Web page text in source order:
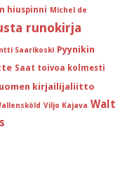
hiuspinni Michel de
runokirja
Saarikoski Pyynikin
Saat toivoa kolmesti
kirjailijaliitto
Viljo Kajava Walt